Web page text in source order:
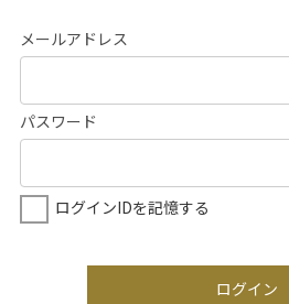
メールアドレス
パスワード
ログインIDを記憶する
ログイン